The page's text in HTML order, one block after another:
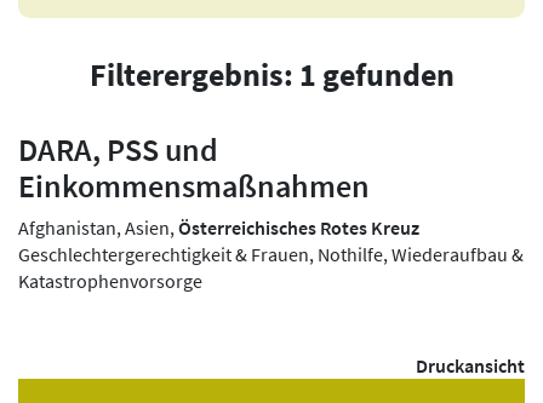
Filterergebnis: 1 gefunden
DARA, PSS und
Einkommensmaßnahmen
Afghanistan, Asien, Österreichisches Rotes Kreuz
Geschlechtergerechtigkeit & Frauen, Nothilfe, Wiederaufbau &
Katastrophenvorsorge
Druckansicht